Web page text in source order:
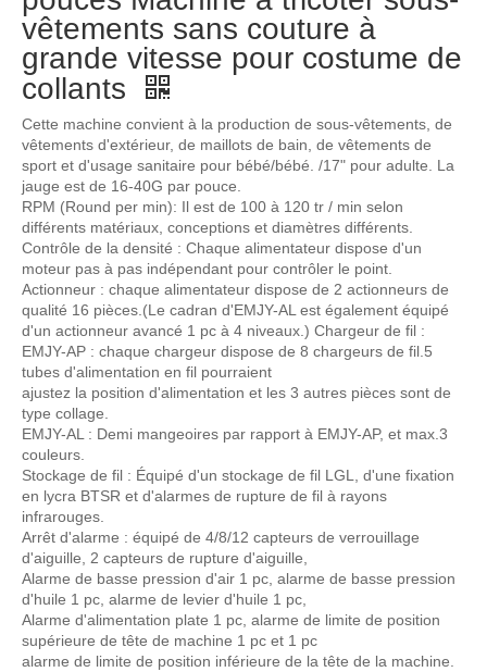
vêtements sans couture à
grande vitesse pour costume de
collants
Cette machine convient à la production de sous-vêtements, de
vêtements d'extérieur, de maillots de bain, de vêtements de
sport et d'usage sanitaire pour bébé/bébé. /17" pour adulte. La
jauge est de 16-40G par pouce.
RPM (Round per min): Il est de 100 à 120 tr / min selon
différents matériaux, conceptions et diamètres différents.
Contrôle de la densité : Chaque alimentateur dispose d'un
moteur pas à pas indépendant pour contrôler le point.
Actionneur : chaque alimentateur dispose de 2 actionneurs de
qualité 16 pièces.(Le cadran d'EMJY-AL est également équipé
d'un actionneur avancé 1 pc à 4 niveaux.) Chargeur de fil :
EMJY-AP : chaque chargeur dispose de 8 chargeurs de fil.5
tubes d'alimentation en fil pourraient
ajustez la position d'alimentation et les 3 autres pièces sont de
type collage.
EMJY-AL : Demi mangeoires par rapport à EMJY-AP, et max.3
couleurs.
Stockage de fil : Équipé d'un stockage de fil LGL, d'une fixation
en lycra BTSR et d'alarmes de rupture de fil à rayons
infrarouges.
Arrêt d'alarme : équipé de 4/8/12 capteurs de verrouillage
d'aiguille, 2 capteurs de rupture d'aiguille,
Alarme de basse pression d'air 1 pc, alarme de basse pression
d'huile 1 pc, alarme de levier d'huile 1 pc,
Alarme d'alimentation plate 1 pc, alarme de limite de position
supérieure de tête de machine 1 pc et 1 pc
alarme de limite de position inférieure de la tête de la machine.